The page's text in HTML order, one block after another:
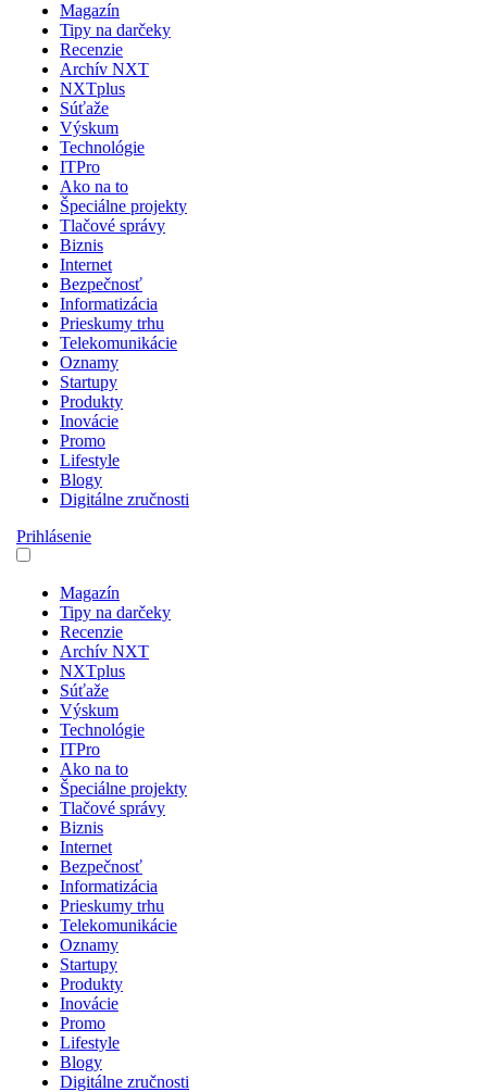
Magazín
Tipy na darčeky
Recenzie
Archív NXT
NXTplus
Súťaže
Výskum
Technológie
ITPro
Ako na to
Špeciálne projekty
Tlačové správy
Biznis
Internet
Bezpečnosť
Informatizácia
Prieskumy trhu
Telekomunikácie
Oznamy
Startupy
Produkty
Inovácie
Promo
Lifestyle
Blogy
Digitálne zručnosti
Prihlásenie
Magazín
Tipy na darčeky
Recenzie
Archív NXT
NXTplus
Súťaže
Výskum
Technológie
ITPro
Ako na to
Špeciálne projekty
Tlačové správy
Biznis
Internet
Bezpečnosť
Informatizácia
Prieskumy trhu
Telekomunikácie
Oznamy
Startupy
Produkty
Inovácie
Promo
Lifestyle
Blogy
Digitálne zručnosti